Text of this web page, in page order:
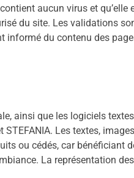
aucun virus et qu’elle
du site. Les validations
informé du contenu des
ainsi que les logiciels
Les textes,
ou cédés, car bénéficiant
La représentation des